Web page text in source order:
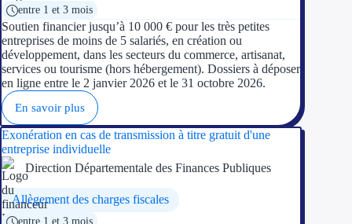
entre 1 et 3 mois
Soutien financier jusqu’à 10 000 € pour les très petites
entreprises de moins de 5 salariés, en création ou
développement, dans les secteurs du commerce, artisanat,
services ou tourisme (hors hébergement). Dossiers à déposer
en ligne entre le 2 janvier 2026 et le 31 octobre 2026.
En savoir plus
Exonération en cas de transmission à titre gratuit d'une
entreprise individuelle
Direction Départementale des Finances Publiques
Allègement des charges fiscales
entre 1 et 3 mois